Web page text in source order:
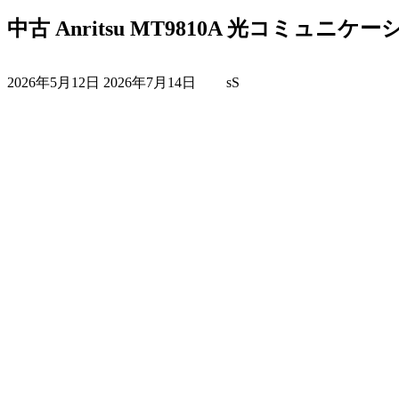
中古 Anritsu MT9810A 光コミュニケー
2026年5月12日 終
2026年7月14日 sS